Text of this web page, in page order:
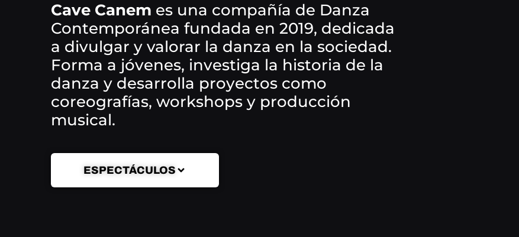
Cave Canem es una compañía de Danza
Contemporánea fundada en 2019, dedicada
a divulgar y valorar la danza en la sociedad.
Forma a jóvenes, investiga la historia de la
danza y desarrolla proyectos como
coreografías, workshops y producción
musical.
ESPECTÁCULOS